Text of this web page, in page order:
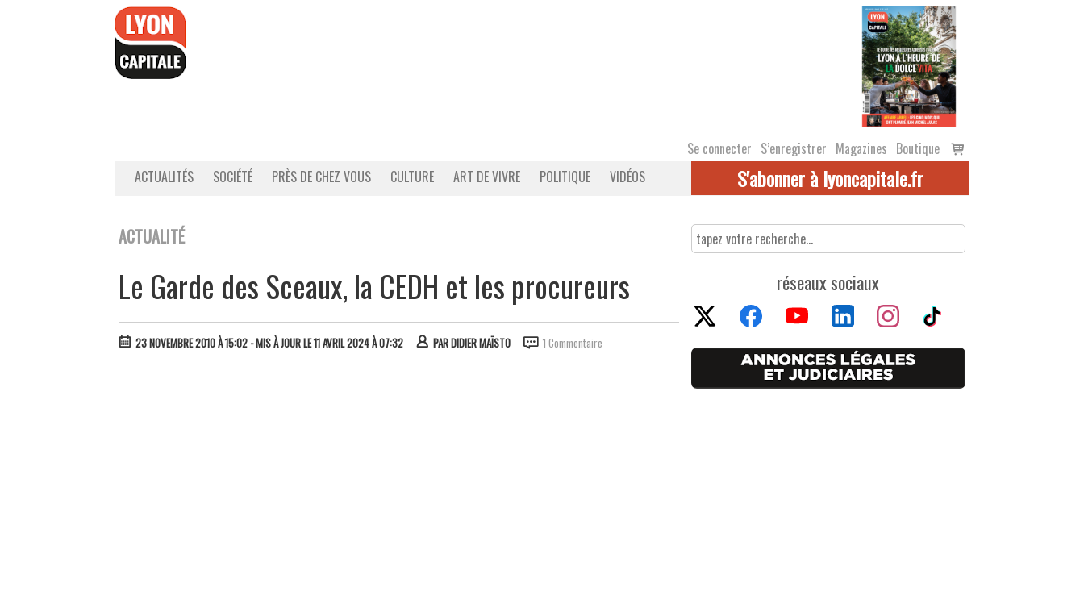
Se connecter S’enregistrer Magazines Boutique
Voir
le
ACTUALITÉS SOCIÉTÉ PRÈS DE CHEZ VOUS CULTURE ART DE VIVRE POLITIQUE VIDÉOS S'abonner à lyoncapitale.fr
ACTUALITÉ
Le Garde des Sceaux, la CEDH et les procureurs
23 NOVEMBRE 2010 À 15:02 - MIS À JOUR LE 11 AVRIL 2024 À 07:32 PARDIDIER MAÏSTO 1 Commentaire
réseaux sociaux